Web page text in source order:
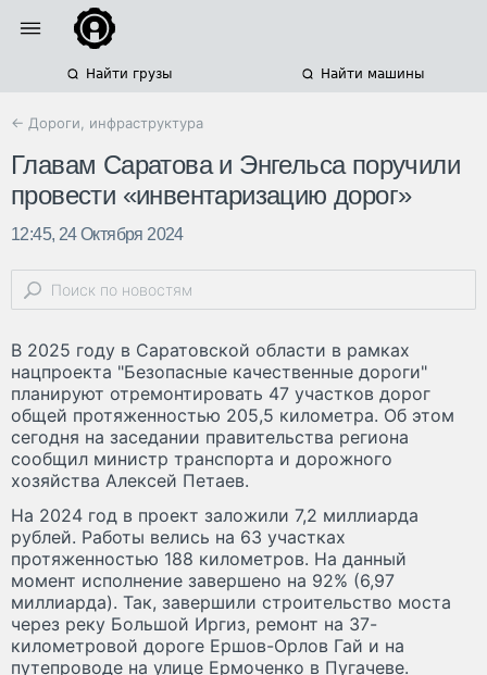
Найти грузы Найти машины
← Дороги, инфраструктура
Главам Саратова и Энгельса поручили
провести «инвентаризацию дорог»
12:45, 24 Октября 2024
В 2025 году в Саратовской области в рамках
нацпроекта "Безопасные качественные дороги"
планируют отремонтировать 47 участков дорог
общей протяженностью 205,5 километра. Об этом
сегодня на заседании правительства региона
сообщил министр транспорта и дорожного
хозяйства Алексей Петаев.
На 2024 год в проект заложили 7,2 миллиарда
рублей. Работы велись на 63 участках
протяженностью 188 километров. На данный
момент исполнение завершено на 92% (6,97
миллиарда). Так, завершили строительство моста
через реку Большой Иргиз, ремонт на 37-
километровой дороге Ершов-Орлов Гай и на
путепроводе на улице Ермоченко в Пугачеве.